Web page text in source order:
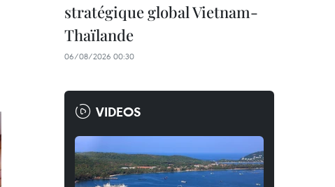
stratégique global Vietnam-
Thaïlande
06/08/2026 00:30
VIDEOS